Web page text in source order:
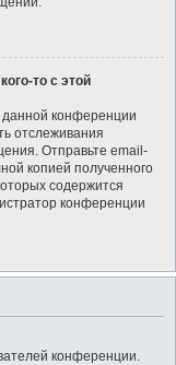
то с этой
конференции
отслеживания
Отправьте email-
копией полученного
содержится
конференции
конференции.